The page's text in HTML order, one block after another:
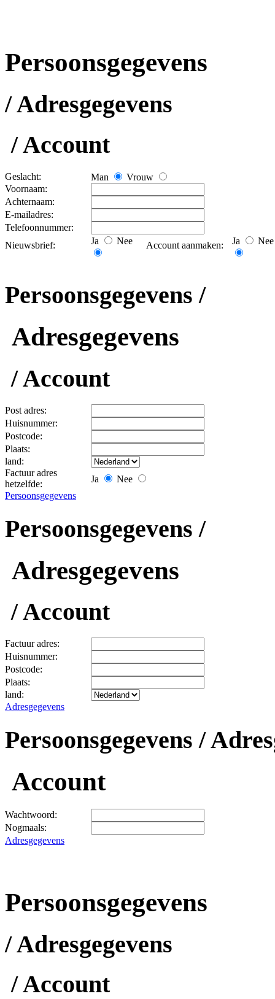
Persoonsgegevens
/ Adresgegevens
/ Account
Geslacht: Man
Vrouw
Voornaam:
Achternaam:
E-mailadres:
Telefoonnummer:
Nieuwsbrief:
Ja Nee Account aanmaken: Ja Nee
Persoonsgegevens /
Adresgegevens
/ Account
Post adres:
Huisnummer:
Postcode:
Plaats:
land:
Factuur adres
hetzelfde:
Ja
Nee
Persoonsgegevens
Persoonsgegevens /
Adresgegevens
/ Account
Factuur adres:
Huisnummer:
Postcode:
Plaats:
land:
Adresgegevens
Persoonsgegevens /
Account
Wachtwoord:
Nogmaals:
Adresgegevens
Persoonsgegevens
/ Adresgegevens
/ Account